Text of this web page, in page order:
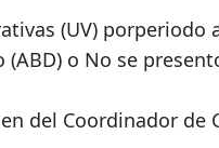
(UV) porperiodo
o No se
del Coordinador de